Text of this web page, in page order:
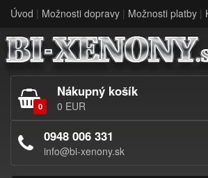
Úvod | Možnosti dopravy | Možnosti platby |
0
Nákupný košík
0 EUR
0948 006 331
info@bi-xenony.sk